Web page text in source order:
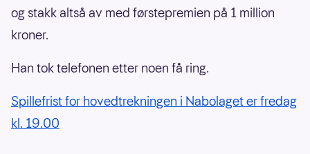
og stakk altså av med førstepremien på 1 million
kroner.
Han tok telefonen etter noen få ring.
Spillefrist for hovedtrekningen i Nabolaget er fredag
kl. 19.00